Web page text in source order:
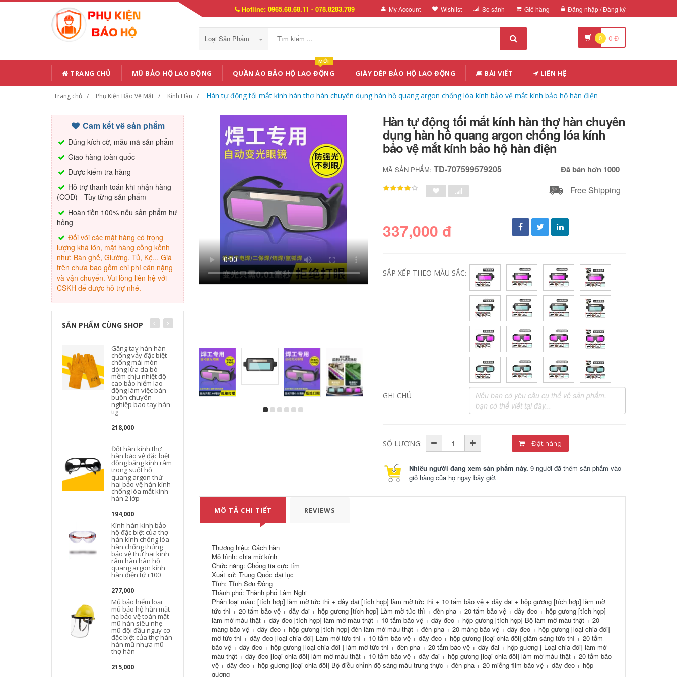
Hotline: 0965.68.68.11 - 078.8283.789 My Account Wishlist So sánh Giỏ hàng Đăng nhập / Đăng ký
Loại Sản Phẩm 0 0 Đ
TRANG CHỦ MŨ BẢO HỘ LAO ĐỘNG QUẦN ÁO BẢO HỘ LAO ĐỘNG
MỚI
GIÀY DÉP BẢO HỘ LAO ĐỘNG BÀI VIẾT LIÊN HỆ
Trang chủ Phụ Kiện Bảo Vệ Mắt Kính Hàn Hàn tự động tối mắt kính hàn thợ hàn chuyên dụng hàn hồ quang argon chống lóa kính bảo vệ mắt kính bảo hộ hàn điện
Cam kết về sản phẩm
Đúng kích cỡ, mẫu mã sản phẩm
Giao hàng toàn quốc
Được kiểm tra hàng
Hỗ trợ thanh toán khi nhận hàng
(COD) - Tùy từng sản phẩm
Hoàn tiền 100% nếu sản phẩm hư
hỏng
Đối với các mặt hàng có trọng
lượng khá lớn, mặt hàng cồng kềnh
như: Bàn ghế, Giường, Tủ, Kệ... Giá
trên chưa bao gồm chi phí cân nặng
và vận chuyển. Vui lòng liên hệ với
CSKH để được hỗ trợ nhé.
SẢN PHẨM CÙNG SHOP
Găng tay hàn hàn
chống vảy đặc biệt
chống mài mòn
dòng lửa da bò
mềm chịu nhiệt độ
cao bảo hiểm lao
động làm việc bán
buôn chuyên
nghiệp bao tay hàn
tig
218,000
Đốt hàn kính thợ
hàn bảo vệ đặc biệt
đồng bằng kính râm
trong suốt hồ
quang argon thứ
hai bảo vệ hàn kính
chống lóa mắt kính
hàn 2 lớp
194,000
Kính hàn kính bảo
hộ đặc biệt của thợ
hàn kính chống lóa
hàn chống thủng
bảo vệ thứ hai kính
râm hàn hàn hồ
quang argon kính
hàn điện tử r100
277,000
Mũ bảo hiểm loại
mũ bảo hộ hàn mặt
nạ bảo vệ toàn mặt
mũ hàn siêu nhẹ
mũ đội đầu nguy cơ
đặc biệt của thợ hàn
hàn mũ nhựa mũ
thợ hàn
215,000
Da Bò Thật Găng
Tay Hàn Chống
Bỏng Máy Hàn Vải
Bố Đặc Biệt Mềm
Chịu Mài Mòn Dày
Bảo Hiểm Lao Động
Chịu Nhiệt Độ Cao
Hàn Ngắn bao tay
chống nung mặt nạ
bảo hộ thợ hàn chế
mặt nạ hàn
Mặt nạ hàn đặc biệt
của thợ hàn nắp
bảo vệ nắp hàn tự
động làm mờ ánh
sáng toàn mặt hàn
hồ quang argon gắn
trên đầu mũ hàn đội
đầu giá mặt nạ hàn
320,000
mũ hàn điện tử Tự
động làm tối tấm
chắn hàn mặt máy
hàn mũ hàn gắn
trên đầu mặt nạ hàn
hồ quang argon
bảo vệ mặt mặt nạ
hàn cảm biến điện
Hàn kéo dài 60cm
găng tay hàn da bò
nhiệt độ cao chống
bỏng mềm bảo hiểm
lao động chống mài
mòn thợ hàn hàn
mùa đông bao tay
hàn tig bao tay hàn
Tiêu chuẩn quốc gia
mặt trời thay thế pin
mũ bảo hiểm công
Hàn tự động tối mắt kính hàn thợ hàn chuyên
dụng hàn hồ quang argon chống lóa kính
bảo vệ mắt kính bảo hộ hàn điện
MÃ SẢN PHẨM:TD-707599579205 Đã bán hơn 1000
Free Shipping
337,000 đ
SẮP XẾP THEO MÀU SẮC:
GHI CHÚ
SỐ LƯỢNG: Đặt hàng
Nhiều người đang xem sản phẩm này. 9 người đã thêm sản phẩm vào
giỏ hàng của họ ngay bây giờ.
MÔ TẢ CHI TIẾT REVIEWS
Thương hiệu: Cách hàn
Mô hình: chia mờ kính
Chức năng: Chống tia cực tím
Xuất xứ: Trung Quốc đại lục
Tỉnh: Tỉnh Sơn Đông
Thành phố: Thành phố Lâm Nghi
Phân loại màu: [tích hợp] làm mờ tức thì + dây đai [tích hợp] làm mờ tức thì + 10 tấm bảo vệ + dây đai + hộp gương [tích hợp] làm mờ
tức thì + 20 tấm bảo vệ + dây đai + hộp gương [tích hợp] Làm mờ tức thì + đèn pha + 20 tấm bảo vệ + dây đeo + hộp gương [tích hợp]
làm mờ màu thật + dây đeo [tích hợp] làm mờ màu thật + 10 tấm bảo vệ + dây đeo + hộp gương [tích hợp] Bộ làm mờ màu thật + 20
màng bảo vệ + dây đeo + hộp gương [tích hợp] đèn làm mờ màu thật + đèn pha + 20 màng bảo vệ + dây đeo + hộp gương [loại chia đôi]
mờ tức thì + dây đeo [loại chia đôi] Làm mờ tức thì + 10 tấm bảo vệ + dây đeo + hộp gương [loại chia đôi] giảm sáng tức thì + 20 tấm
bảo vệ + dây đeo + hộp gương [loại chia đôi ] làm mờ tức thì + đèn pha + 20 tấm bảo vệ + dây đai + hộp gương [ Loại chia đôi] làm mờ
màu thật + dây đeo [loại chia đôi] làm mờ màu thật + 10 tấm bảo vệ + dây đai + hộp gương [loại chia đôi] làm mờ màu thật + 20 tấm bảo
vệ + dây đeo + hộp gương [loại chia đôi] Bộ điều chỉnh độ sáng màu trung thực + đèn pha + 20 miếng film bảo vệ + dây đeo + hộp
gương